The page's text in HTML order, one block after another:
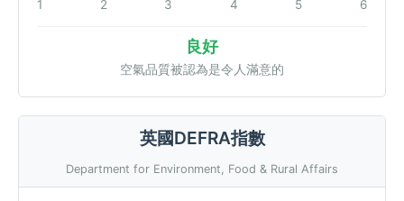
1 2 3 4 5 6
良好
空氣品質被認為是令人滿意的
英國DEFRA指數
Department for Environment, Food & Rural Affairs